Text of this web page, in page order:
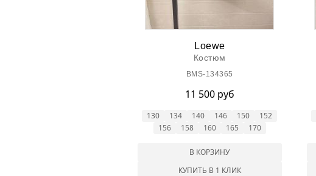
Loewe
Костюм
BMS-134365
11 500 руб
130 134 140 146 150
152
156
158 160 165 170
В КОРЗИНУ
КУПИТЬ В 1 КЛИК